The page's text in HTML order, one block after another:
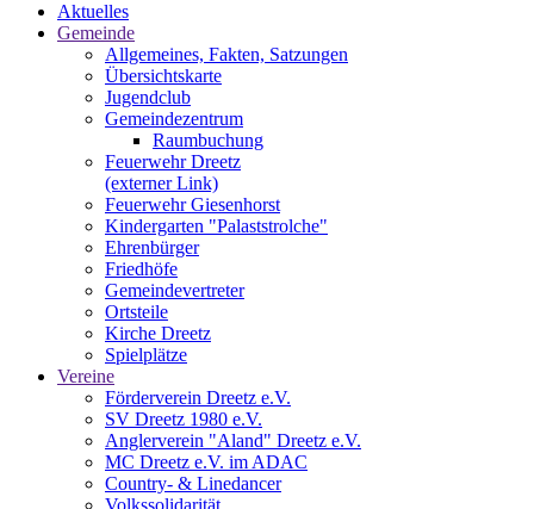
Aktuelles
Gemeinde
Allgemeines, Fakten, Satzungen
Übersichtskarte
Jugendclub
Gemeindezentrum
Raumbuchung
Feuerwehr Dreetz
(externer Link)
Feuerwehr Giesenhorst
Kindergarten "Palaststrolche"
Ehrenbürger
Friedhöfe
Gemeindevertreter
Ortsteile
Kirche Dreetz
Spielplätze
Vereine
Förderverein Dreetz e.V.
SV Dreetz 1980 e.V.
Anglerverein "Aland" Dreetz e.V.
MC Dreetz e.V. im ADAC
Country- & Linedancer
Volkssolidarität